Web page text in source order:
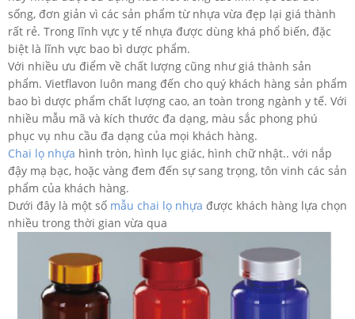
sống, đơn giản vì các sản phẩm từ nhựa vừa đẹp lại giá thành
rất rẻ. Trong lĩnh vực y tế nhựa được dùng khá phổ biến, đặc
biệt là lĩnh vực bao bì dược phẩm.
Với nhiều ưu điểm về chất lượng cũng như giá thành sản
phẩm. Vietflavon luôn mang đến cho quý khách hàng sản phẩm
bao bì dược phẩm chất lượng cao, an toàn trong ngành y tế. Với
nhiều mẫu mã và kích thước đa dạng, màu sắc phong phú
phục vụ nhu cầu đa dạng của mọi khách hàng.
Chai lọ nhựa hình tròn, hình lục giác, hình chữ nhật.. với nắp
đậy mạ bạc, hoặc vàng đem đến sự sang trọng, tôn vinh các sản
phẩm của khách hàng.
Dưới đây là một số mẫu chai lọ nhựa được khách hàng lựa chọn
nhiều trong thời gian vừa qua